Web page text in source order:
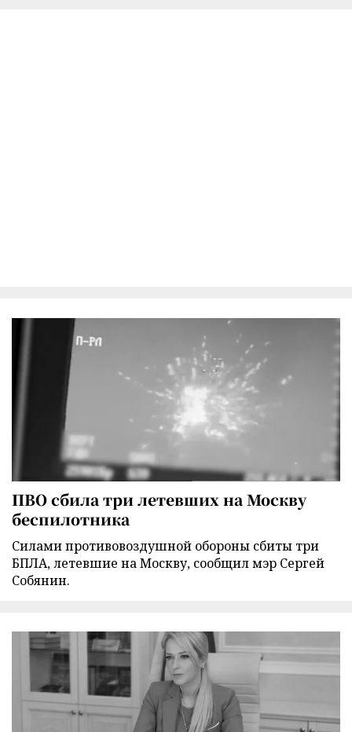
ПВО сбила три летевших на Москву
беспилотника
Силами противовоздушной обороны сбиты три
БПЛА, летевшие на Москву, сообщил мэр Сергей
Собянин.